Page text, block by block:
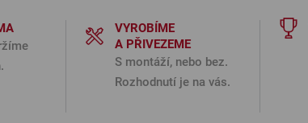
VYROBÍME
A PŘIVEZEME
S montáží, nebo bez.
Rozhodnutí je na vás.